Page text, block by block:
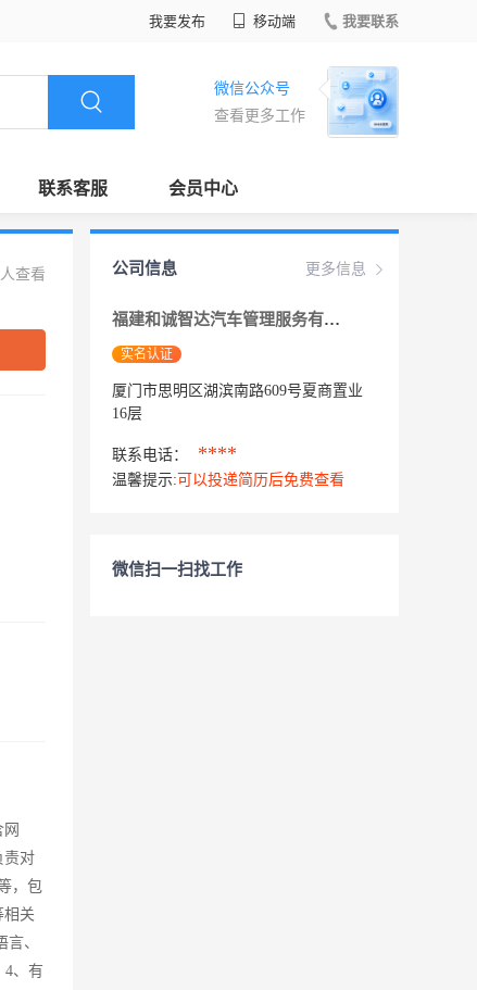
我要发布 移动端 我要联系
微信公众号
查看更多工作
联系客服 会员中心
查看
责对
，包
相关
、
4、有
更多信息
公司信息
福建和诚智达汽车管理服务有限公司
实名认证
厦门市思明区湖滨南路609号夏商置业
16层
联系电话： ****
温馨提示: 可以投递简历后免费查看
微信扫一扫找工作